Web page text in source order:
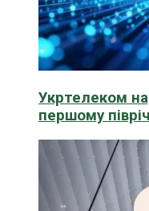
Укртелеком
першому